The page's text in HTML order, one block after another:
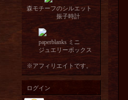
森モチーフのシルエット
振子時計
paperblanks ミニ
ジュエリーボックス
※アフィリエイトです。
ログイン